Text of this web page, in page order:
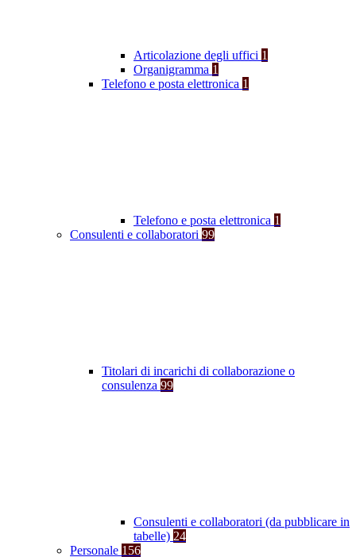
Articolazione degli uffici 1
Organigramma 1
Telefono e posta elettronica 1
Telefono e posta elettronica 1
Consulenti e collaboratori 99
Titolari di incarichi di collaborazione o
consulenza 99
Consulenti e collaboratori (da pubblicare in
tabelle) 24
Personale 156